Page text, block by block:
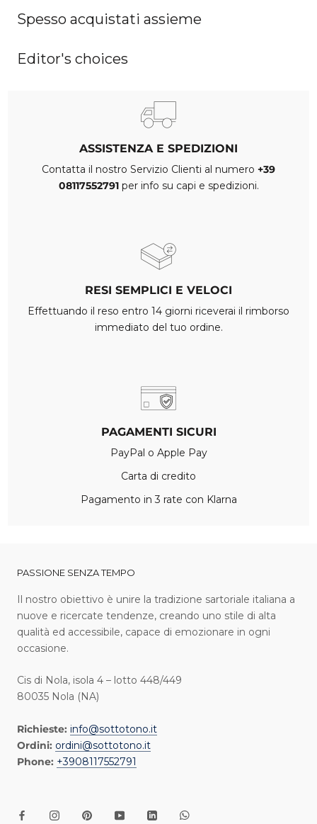
Spesso acquistati assieme
Editor's choices
ASSISTENZA E SPEDIZIONI
Contatta il nostro Servizio Clienti al numero +39
08117552791 per info su capi e spedizioni.
RESI SEMPLICI E VELOCI
Effettuando il reso entro 14 giorni riceverai il rimborso
immediato del tuo ordine.
PAGAMENTI SICURI
PayPal o Apple Pay
Carta di credito
Pagamento in 3 rate con Klarna
PASSIONE SENZA TEMPO
I l nostro obiettivo è unire la tradizione sartoriale italiana a
nuove e ricercate tendenze, creando uno stile di alta
qualità ed accessibile, capace di emozionare in ogni
occasione.
Cis di Nola, isola 4 – lotto 448/449
80035 Nola (NA)
Richieste: info@sottotono.it
Ordini: ordini@sottotono.it
Phone: +3908117552791